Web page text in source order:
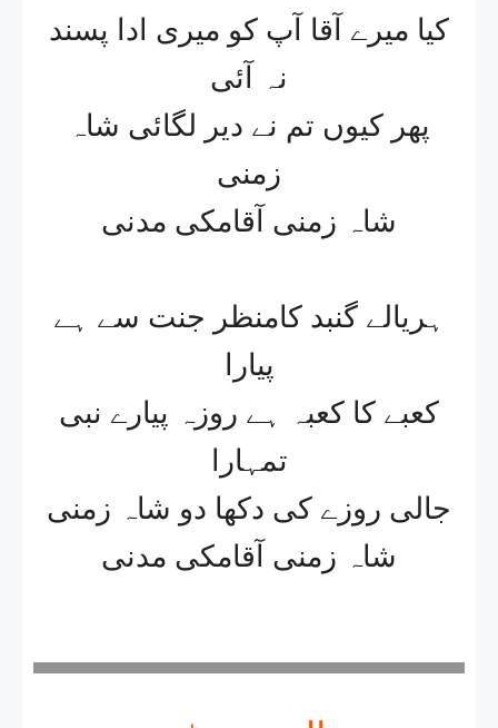
کیا میرے آقا آپ کو میری ادا پسند
نہ آئی
پھر کیوں تم نے دیر لگائی شاہ
زمنی
شاہ زمنی آقامکی مدنی
ہریالے گنبد کامنظر جنت سے ہے
پیارا
کعبے کا کعبہ ہے روزہ پیارے نبی
تمہارا
جالی روزے کی دکھا دو شاہ زمنی
شاہ زمنی آقامکی مدنی